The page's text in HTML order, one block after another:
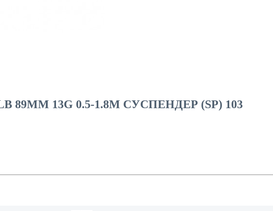
89MM 13G 0.5-1.8M CУСПЕНДЕР (SP) 103